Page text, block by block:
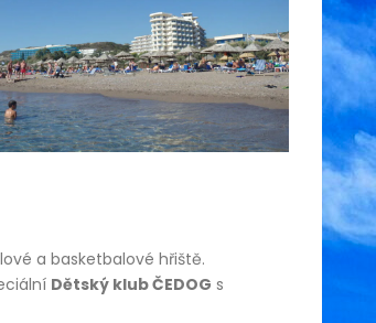
a basketbalové hřiště.
Dětský klub ČEDOG s